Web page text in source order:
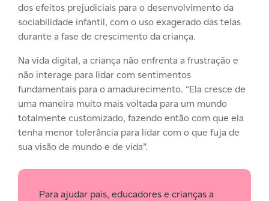
dos efeitos prejudiciais para o desenvolvimento da
sociabilidade infantil, com o uso exagerado das telas
durante a fase de crescimento da criança.
Na vida digital, a criança não enfrenta a frustração e
não interage para lidar com sentimentos
fundamentais para o amadurecimento. “Ela cresce de
uma maneira muito mais voltada para um mundo
totalmente customizado, fazendo então com que ela
tenha menor tolerância para lidar com o que fuja de
sua visão de mundo e de vida”.
Para ajudar pais, educadores e crianças a